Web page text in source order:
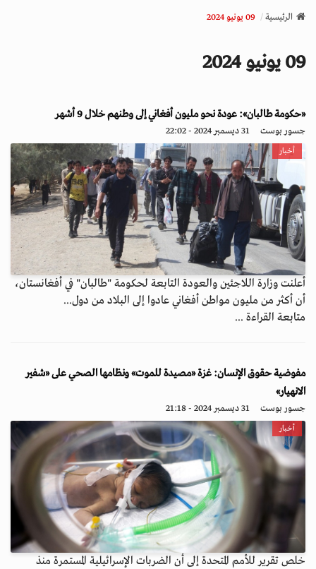
v
a
o
n
الرئيسية 09 يونيو 2024
09 يونيو 2024
«حكومة طالبان»: عودة نحو مليون أفغاني إلى وطنهم خلال 9 أشهر
جسور بوست 31 ديسمبر 2024 - 22:02
أخبار
أعلنت وزارة اللاجئين والعودة التابعة لحكومة "طالبان" في أفغانستان،
أن أكثر من مليون مواطن أفغاني عادوا إلى البلاد من دول...
متابعة القراءة ...
مفوضية حقوق الإنسان: غزة «مصيدة للموت» ونظامها الصحي على «شفير
الانهيار»
جسور بوست 31 ديسمبر 2024 - 21:18
أخبار
خلص تقرير للأمم المتحدة إلى أن الضربات الإسرائيلية المستمرة منذ